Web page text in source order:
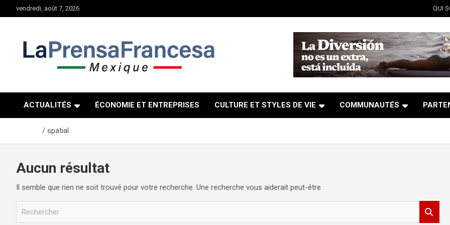
au
vendredi, août 7, 2026 QUI
ACTUALITÉS ÉCONOMIE ET ENTREPRISES CULTURE ET STYLES DE VIE COMMUNAUTÉS
spatial
Aucun résultat
Il semble que rien ne soit trouvé pour votre recherche. Une recherche vous aiderait peut-être.